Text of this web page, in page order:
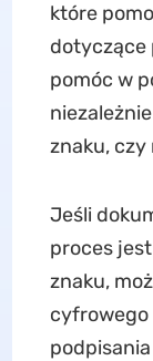
które
dotyczące
pomóc w
znaku, czy
Jeśli
proces
znaku,
cyfrowego